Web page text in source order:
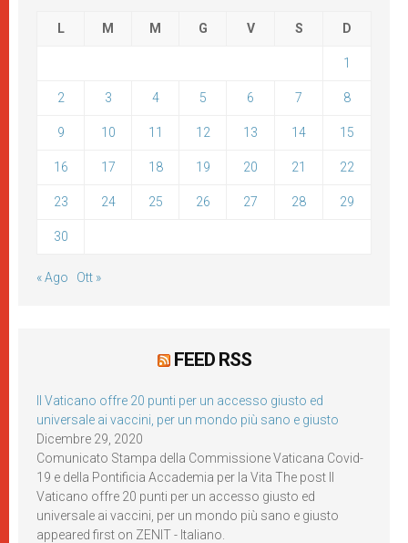
L M M G V S D
1
2 3 4 5 6 7 8
9 10 11 12 13 14 15
16 17 18 19 20 21 22
23 24 25 26 27 28 29
30
« Ago Ott »
FEED RSS
Il Vaticano offre 20 punti per un accesso giusto ed
universale ai vaccini, per un mondo più sano e giusto
Dicembre 29, 2020
Comunicato Stampa della Commissione Vaticana Covid-
19 e della Pontificia Accademia per la Vita The post Il
Vaticano offre 20 punti per un accesso giusto ed
universale ai vaccini, per un mondo più sano e giusto
appeared first on ZENIT - Italiano.